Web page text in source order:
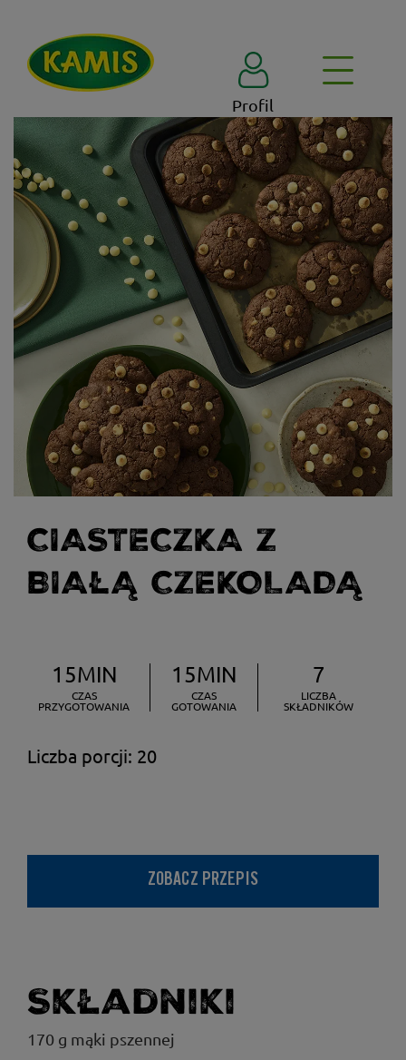
Profil
CIASTECZKA Z
BIAŁĄ CZEKOLADĄ
15MIN
CZAS
PRZYGOTOWANIA
15MIN
CZAS
GOTOWANIA
7
LICZBA
SKŁADNIKÓW
Liczba porcji: 20
ZOBACZ PRZEPIS
Składniki
170 g mąki pszennej